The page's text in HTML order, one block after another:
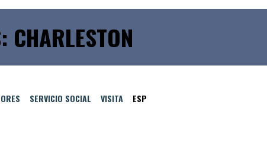
CHARLESTON
SERVICIO SOCIAL VISITA ESP